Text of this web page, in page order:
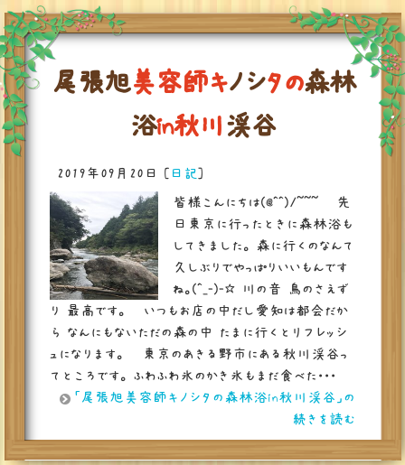
尾張旭美容師キノシタの森林
浴in秋川渓谷
2019年09月20日 [日記]
皆様こんにちは(@^^)/~~~ 先
日東京に行ったときに森林浴も
してきました。 森に行くのなんて
久しぶりでやっぱりいいもんです
ね。(^_-)-☆ 川の音 鳥のさえず
り 最高です。 いつもお店の中だし愛知は都会だか
ら なんにもないただの森の中 たまに行くとリフレッシ
ュになります。 東京のあきる野市にある秋川渓谷っ
てところです。 ふわふわ氷のかき氷もまだ食べた・・・
「尾張旭美容師キノシタの森林浴in秋川渓谷」の
続きを読む